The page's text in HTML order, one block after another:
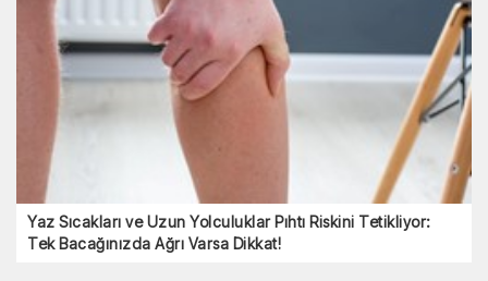
Yaz Sıcakları ve Uzun Yolculuklar Pıhtı Riskini Tetikliyor:
Tek Bacağınızda Ağrı Varsa Dikkat!